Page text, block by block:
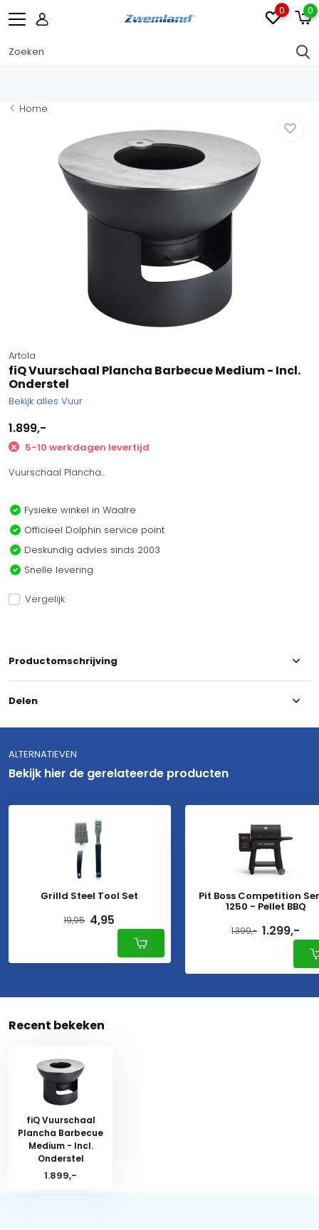
0 0
Home
Artola
fiQ Vuurschaal Plancha Barbecue Medium - Incl.
Onderstel
Bekijk alles Vuur
1.899,-
5-10 werkdagen levertijd
Vuurschaal Plancha...
Fysieke winkel in Waalre
Officieel Dolphin service point
Deskundig advies sinds 2003
Snelle levering
Vergelijk
Productomschrijving
Delen
ALTERNATIEVEN
Bekijk hier de gerelateerde producten
Grilld Steel Tool Set
19,95 4,95
Pit Boss Competition
1250 - Pellet BBQ
1.399,- 1.299,-
Recent bekeken
fiQ Vuurschaal
Plancha Barbecue
Medium - Incl.
Onderstel
1.899,-